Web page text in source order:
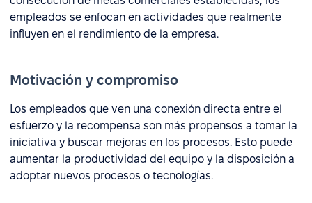
empleados se enfocan en actividades que realmente
influyen en el rendimiento de la empresa.
Motivación y compromiso
Los empleados que ven una conexión directa entre el
esfuerzo y la recompensa son más propensos a tomar la
iniciativa y buscar mejoras en los procesos. Esto puede
aumentar la productividad del equipo y la disposición a
adoptar nuevos procesos o tecnologías.